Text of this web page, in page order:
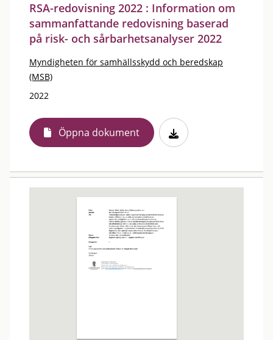
RSA-redovisning 2022 : Information om
sammanfattande redovisning baserad
på risk- och sårbarhetsanalyser 2022
Myndigheten för samhällsskydd och beredskap
(MSB)
2022
Öppna dokument